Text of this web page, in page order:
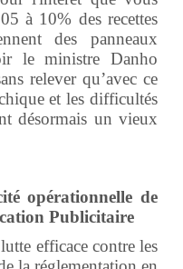
à 10% des recettes
des panneaux
le ministre Danho
relever qu’avec ce
et les difficultés
désormais un vieux
opérationnelle de
Publicitaire
efficace contre les